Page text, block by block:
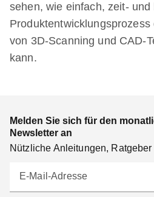
sehen, wie einfach, zeit-
von 3D-Scanning und CAD-
kann.
Melden Sie sich für den
Newsletter an
Nützliche Anleitungen,
E-Mail-Adresse